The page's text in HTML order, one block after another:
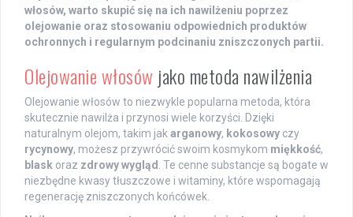
włosów, warto skupić się na ich nawilżeniu poprzez
olejowanie oraz stosowaniu odpowiednich produktów
ochronnych i regularnym podcinaniu zniszczonych partii.
Olejowanie włosów jako metoda nawilżenia
Olejowanie włosów to niezwykle popularna metoda, która
skutecznie nawilża i przynosi wiele korzyści. Dzięki
naturalnym olejom, takim jak arganowy, kokosowy czy
rycynowy, możesz przywrócić swoim kosmykom miękkość,
blask oraz zdrowy wygląd . Te cenne substancje są bogate w
niezbędne kwasy tłuszczowe i witaminy, które wspomagają
regenerację zniszczonych końcówek.